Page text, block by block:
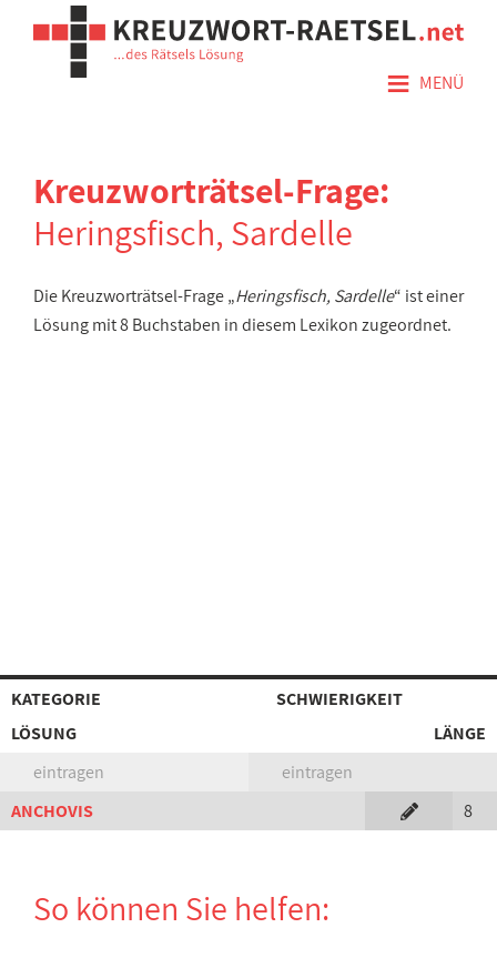
≡ MENÜ
Kreuzworträtsel-Frage:
Heringsfisch, Sardelle
Die Kreuzworträtsel-Frage „Heringsfisch, Sardelle“ ist einer
Lösung mit 8 Buchstaben in diesem Lexikon zugeordnet.
KATEGORIE
SCHWIERIGKEIT
LÖSUNG
LÄNGE
eintragen
eintragen
ANCHOVIS
8
So können Sie helfen: